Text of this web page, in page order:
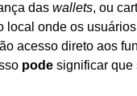
das wallets, ou
onde os
acesso direto aos
pode significar que